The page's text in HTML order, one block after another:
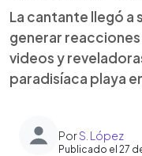
La cantante llegó a
generar
videos y
paradisíaca playa
PorS. López
Publicado el 27